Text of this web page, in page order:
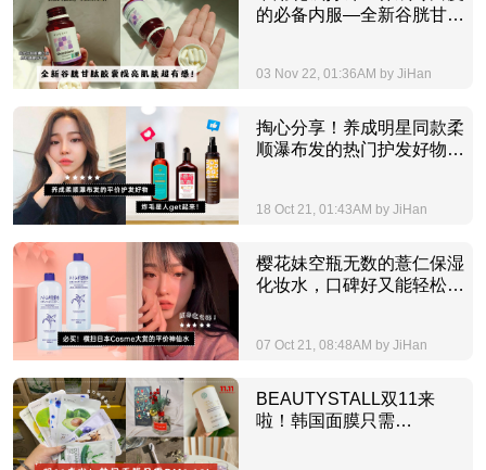
的必备内服—全新谷胱甘肽
03 Nov 22, 01:36AM by JiHan
掏心分享！养成明星同款柔
顺瀑布发的热门护发好物，
18 Oct 21, 01:43AM by JiHan
樱花妹空瓶无数的薏仁保湿
化妆水，口碑好又能轻松
07 Oct 21, 08:48AM by JiHan
BEAUTYSTALL双11来
啦！韩国面膜只需